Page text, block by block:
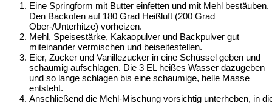
Eine Springform mit Butter einfetten und mit Mehl bestäuben.
Den Backofen auf 180 Grad Heißluft (200 Grad
Ober-/Unterhitze) vorheizen.
Mehl, Speisestärke, Kakaopulver und Backpulver gut
miteinander vermischen und beiseitestellen.
Eier, Zucker und Vanillezucker in eine Schüssel geben und
schaumig aufschlagen. Die 3 EL heißes Wasser dazugeben
und so lange schlagen bis eine schaumige, helle Masse
entsteht.
Anschließend die Mehl-Mischung vorsichtig unterheben, in